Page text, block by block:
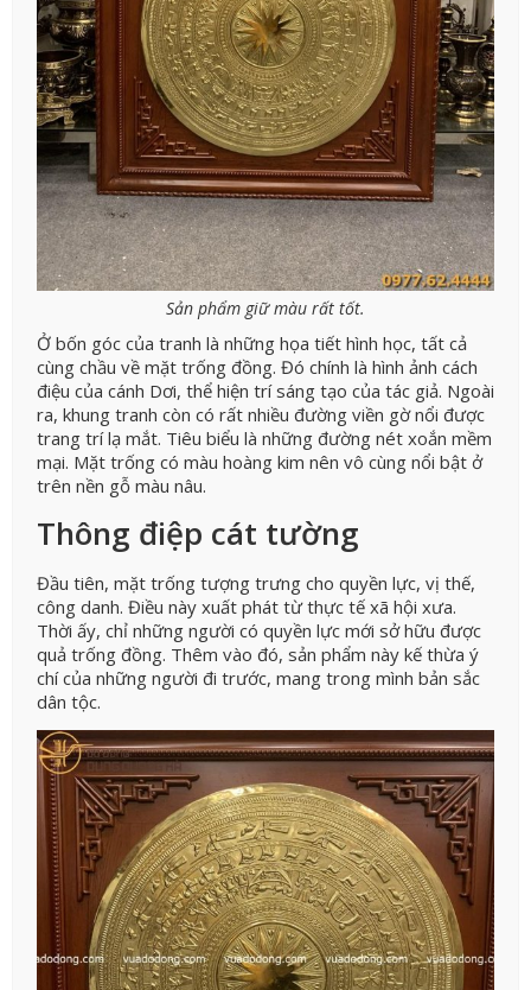
Sản phẩm giữ màu rất tốt.
Ở bốn góc của tranh là những họa tiết hình học, tất cả
cùng chầu về mặt trống đồng. Đó chính là hình ảnh cách
điệu của cánh Dơi, thể hiện trí sáng tạo của tác giả. Ngoài
ra, khung tranh còn có rất nhiều đường viền gờ nổi được
trang trí lạ mắt. Tiêu biểu là những đường nét xoắn mềm
mại. Mặt trống có màu hoàng kim nên vô cùng nổi bật ở
trên nền gỗ màu nâu.
Thông điệp cát tường
Đầu tiên, mặt trống tượng trưng cho quyền lực, vị thế,
công danh. Điều này xuất phát từ thực tế xã hội xưa.
Thời ấy, chỉ những người có quyền lực mới sở hữu được
quả trống đồng. Thêm vào đó, sản phẩm này kế thừa ý
chí của những người đi trước, mang trong mình bản sắc
dân tộc.